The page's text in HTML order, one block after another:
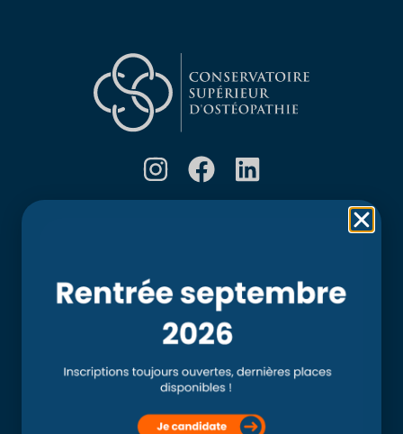
Recherche
Service aux étudiants